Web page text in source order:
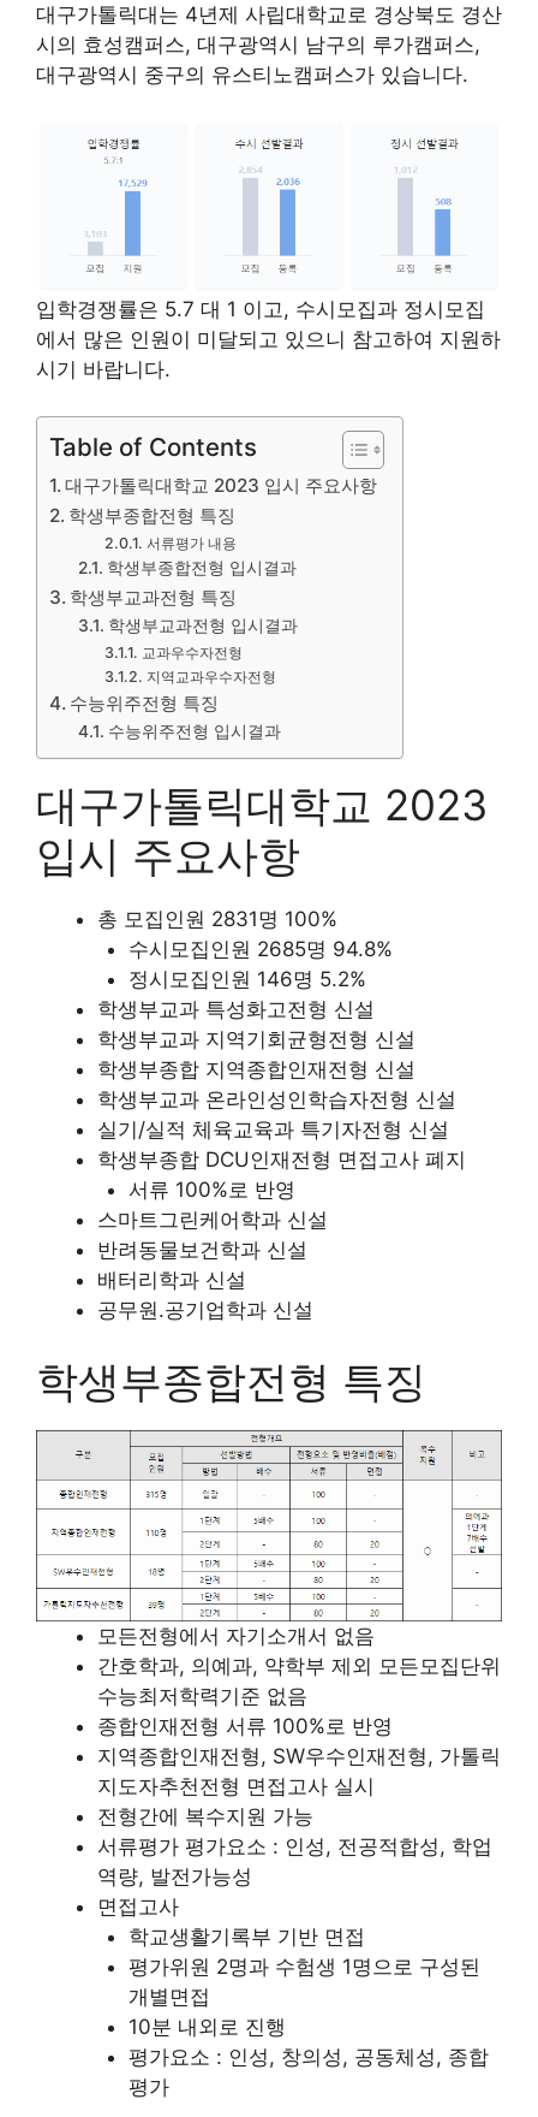
대구가톨릭대는 4년제 사립대학교로 경상북도 경산
시의 효성캠퍼스, 대구광역시 남구의 루가캠퍼스,
대구광역시 중구의 유스티노캠퍼스가 있습니다.
입학경쟁률은 5.7 대 1 이고, 수시모집과 정시모집
에서 많은 인원이 미달되고 있으니 참고하여 지원하
시기 바랍니다.
Table of Contents
대구가톨릭대학교 2023 입시 주요사항
학생부종합전형 특징
서류평가 내용
학생부종합전형 입시결과
학생부교과전형 특징
학생부교과전형 입시결과
교과우수자전형
지역교과우수자전형
수능위주전형 특징
수능위주전형 입시결과
대구가톨릭대학교 2023
입시 주요사항
총 모집인원 2831명 100%
수시모집인원 2685명 94.8%
정시모집인원 146명 5.2%
학생부교과 특성화고전형 신설
학생부교과 지역기회균형전형 신설
학생부종합 지역종합인재전형 신설
학생부교과 온라인성인학습자전형 신설
실기/실적 체육교육과 특기자전형 신설
학생부종합 DCU인재전형 면접고사 폐지
서류 100%로 반영
스마트그린케어학과 신설
반려동물보건학과 신설
배터리학과 신설
공무원.공기업학과 신설
학생부종합전형 특징
모든전형에서 자기소개서 없음
간호학과, 의예과, 약학부 제외 모든모집단위
수능최저학력기준 없음
종합인재전형 서류 100%로 반영
지역종합인재전형, SW우수인재전형, 가톨릭
지도자추천전형 면접고사 실시
전형간에 복수지원 가능
서류평가 평가요소 : 인성, 전공적합성, 학업
역량, 발전가능성
면접고사
학교생활기록부 기반 면접
평가위원 2명과 수험생 1명으로 구성된
개별면접
10분 내외로 진행
평가요소 : 인성, 창의성, 공동체성, 종합
평가